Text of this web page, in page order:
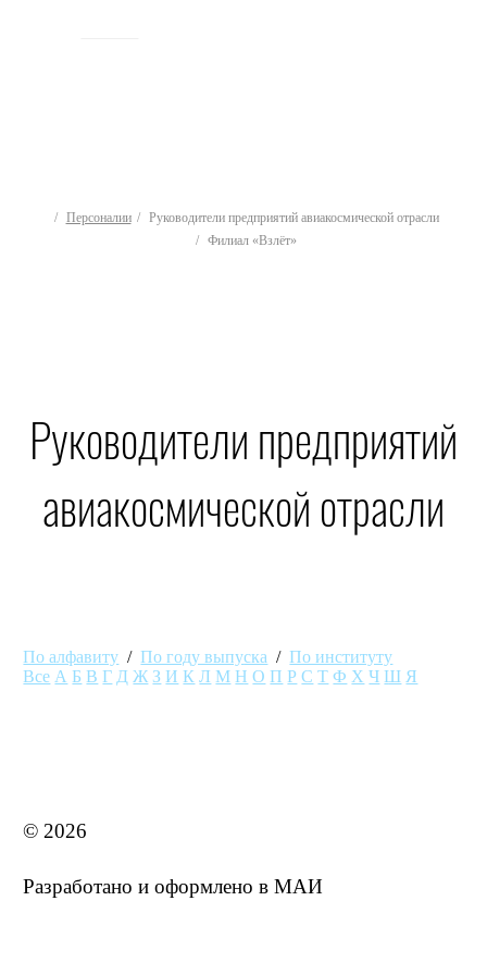
Персоналии
Руководители предприятий авиакосмической отрасли
Филиал «Взлёт»
Руководители предприятий
авиакосмической отрасли
По алфавиту /По году выпуска /По институту
Все А Б В Г Д Ж З И К Л М Н О П Р С Т Ф Х Ч Ш Я
© 2026
Разработано и оформлено в МАИ